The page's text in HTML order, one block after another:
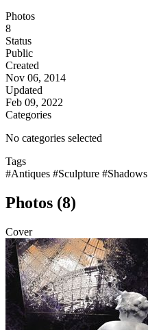
Photos
8
Status
Public
Created
Nov 06, 2014
Updated
Feb 09, 2022
Categories
No categories selected
Tags
#Antiques #Sculpture #Shadows
Photos (8)
Cover